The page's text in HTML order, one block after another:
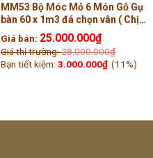
MM53 Bộ Móc Mỏ 6 Món Gỗ Gụ
bàn 60 x 1m3 đá chọn vân ( Chị
Lưu, Nam Định )
Giá bán: 25.000.000₫
Giá thị trường:28.000.000₫
Bạn tiết kiệm: 3.000.000₫ (11%)